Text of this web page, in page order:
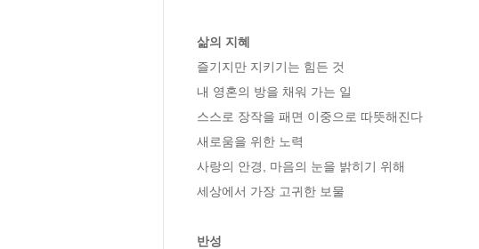
삶의 지혜
즐기지만 지키기는 힘든 것
내 영혼의 방을 채워 가는 일
스스로 장작을 패면 이중으로 따뜻해진다
새로움을 위한 노력
사랑의 안경, 마음의 눈을 밝히기 위해
세상에서 가장 고귀한 보물
반성